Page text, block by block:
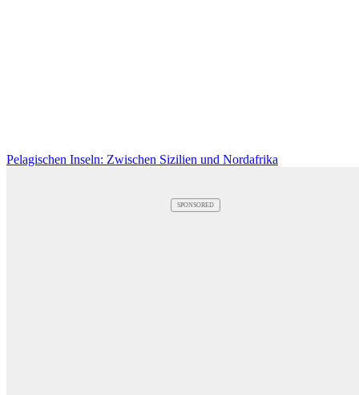
Pelagischen Inseln: Zwischen Sizilien und Nordafrika
SPONSORED